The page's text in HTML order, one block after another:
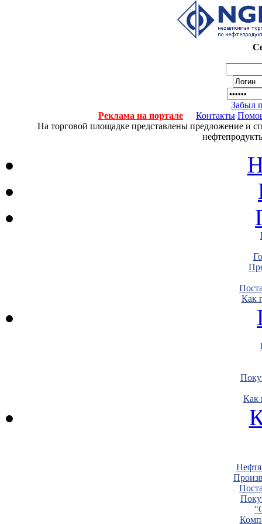
Забыл
Реклама на портале
Контакты
На торговой площадке представлены предложение и
Как
Как